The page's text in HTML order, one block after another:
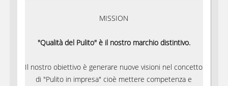
MISSION
"Qualità del Pulito" è il nostro marchio distintivo.
Il nostro obiettivo è generare nuove visioni nel concetto
di "Pulito in impresa" cioè mettere competenza e